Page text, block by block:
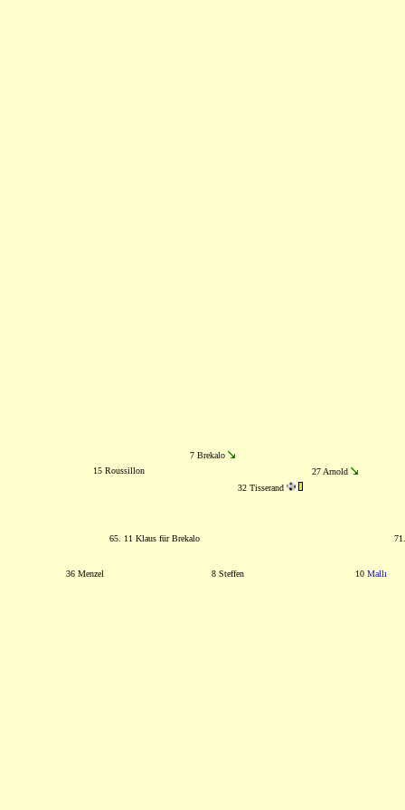
7 Brekalo
15 Roussillon
27 Arnold
32 Tisserand
65. 11 Klaus für Brekalo
36 Menzel 8 Steffen 10 Mallı